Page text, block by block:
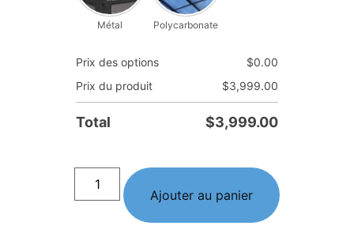
Métal Polycarbonate
Prix des options $0.00
Prix du produit
$3,999.00
Total $3,999.00
Ajouter au panier